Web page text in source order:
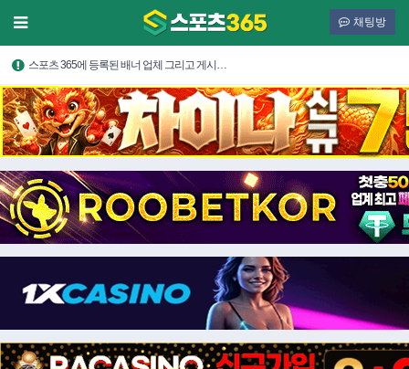
채팅방
스포츠 365에 등록된 배너 업체 그리고 게시…